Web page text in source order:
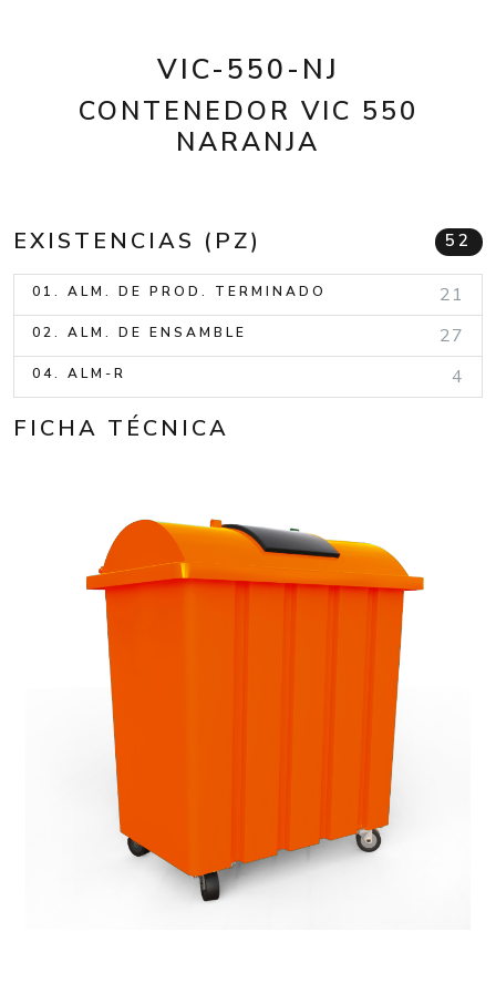
VIC-550-NJ
CONTENEDOR VIC 550
NARANJA
EXISTENCIAS (PZ) 52
01. ALM. DE PROD. TERMINADO 21
02. ALM. DE ENSAMBLE 27
04. ALM-R 4
FICHA TÉCNICA